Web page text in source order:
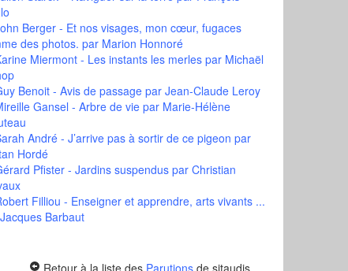
Berger - Et nos visages, mon cœur, fugaces
des photos. par Marion Honnoré
Miermont - Les instants les merlespar Michaël
Benoit - Avis de passagepar Jean-Claude Leroy
Gansel - Arbre de viepar Marie-Hélène
André - J’arrive pas à sortir de ce pigeon par
Hordé
Pfister - Jardins suspenduspar Christian
Filliou - Enseigner et apprendre, arts vivants ...
Barbaut
Retour à la liste des Parutions de sitaudis